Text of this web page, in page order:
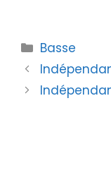
Catégories
Basse